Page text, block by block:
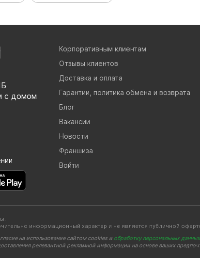
с домом
Корпоративным клиентам
Отзывы клиентов
Доставка и оплата
Гарантии, политика обмена и возврата
Блог
Вакансии
Новости
Франшиза
Войти
информационный характер и не является публичной
на использование сайтом cookies и обработку персональных данных
релевантной рекламной информации на основе ваших